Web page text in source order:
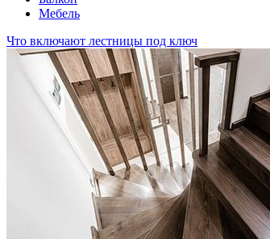
Мебель
Что включают лестницы под ключ